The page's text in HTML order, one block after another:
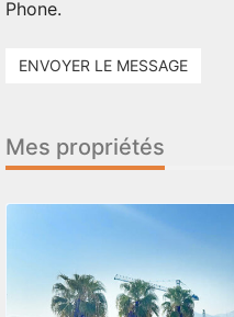
Phone.
ENVOYER LE MESSAGE
Mes propriétés